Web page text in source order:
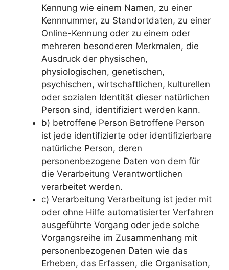
Kennung wie einem Namen, zu einer
Kennnummer, zu Standortdaten, zu einer
Online-Kennung oder zu einem oder
mehreren besonderen Merkmalen, die
Ausdruck der physischen,
physiologischen, genetischen,
psychischen, wirtschaftlichen, kulturellen
oder sozialen Identität dieser natürlichen
Person sind, identifiziert werden kann.
b) betroffene Person Betroffene Person
ist jede identifizierte oder identifizierbare
natürliche Person, deren
personenbezogene Daten von dem für
die Verarbeitung Verantwortlichen
verarbeitet werden.
c) Verarbeitung Verarbeitung ist jeder mit
oder ohne Hilfe automatisierter Verfahren
ausgeführte Vorgang oder jede solche
Vorgangsreihe im Zusammenhang mit
personenbezogenen Daten wie das
Erheben, das Erfassen, die Organisation,